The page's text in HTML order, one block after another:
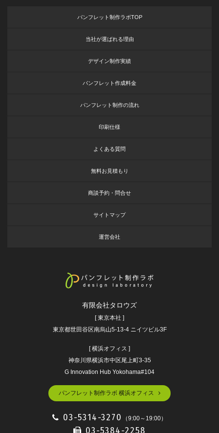
パンフレット制作ラボTOP
当社が選ばれる理由
デザイン制作実績
パンフレット作成料金
パンフレット制作の流れ
印刷仕様
よくある質問
無料お見積もり
商談予約・問合せ
サイトマップ
運営会社
有限会社タロウズ
[ 東京本社 ]
東京都世田谷区南烏山5-13-4 ニイツビル3F
[ 横浜オフィス ]
神奈川県横浜市中区尾上町3-35
G Innovation Hub Yokohama#104
パンフレット制作ラボ 横浜オフィス
03-5314-3270 （9:00～19:00）
03-5384-2258